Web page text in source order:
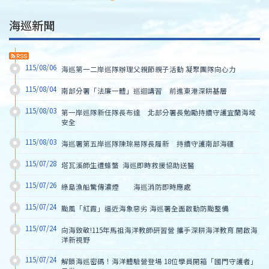
海巡新聞
115/08/06 海巡第一二岸巡隊辦理父親節親子活動 凝聚團隊向心力
115/08/04 南部分署「法廉一體」巡迴講習　前進東港深耕基層
115/08/03 第一岸巡隊新任隊長布達　北部分署長勉勵持續守護宜蘭海域
安全
115/08/03 海巡署第五岸巡隊陳琮易隊長履新　持續守護南部海疆
115/07/28 塔瓦溪師生遭蜂螫  海巡即時救援協助送醫
115/07/26 綠島漁船驚傳濃煙        海巡消防即時應處
115/07/24 颱風「紅霞」逼近海象惡劣 海巡署全面啟動防颱整備
115/07/24 向海致敬!115年馬祖海洋教師研習營 攜手深耕海洋教育 開啟海
洋新視野
115/07/24 解鎖海巡密碼！海洋體驗營登場 18位學員開箱「國門守護者」